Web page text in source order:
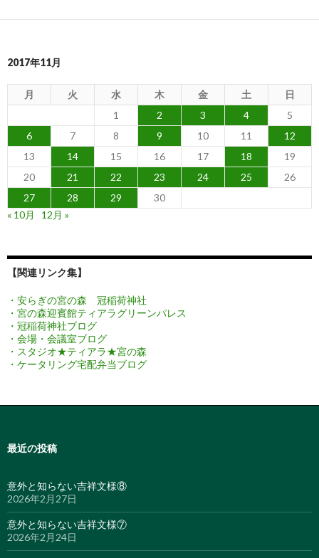
2017年11月
月 火 水 木 金 土
日
1
2 3 4
5
6
7 8 9 10 11
12
13
14 15 16 17 18
19
20
21 22 23 24 25
26
27
28 29
30
« 10月
12月 »
【関連リンク集】
・安らぎの宮の森 冠稲荷神社
・宮の森迎賓館ティアラグリーンパレス
・冠稲荷神社ブログ
・会場・会議室ブログ
・スタジオ★ティアラ★宮の森
・ケータリング宅配弁当ブログ
最近の投稿
意外と知らない吉祥文様⑧
2026年2月27日
意外と知らない吉祥文様⑦
2026年2月24日